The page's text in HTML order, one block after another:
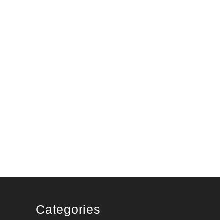
Categories